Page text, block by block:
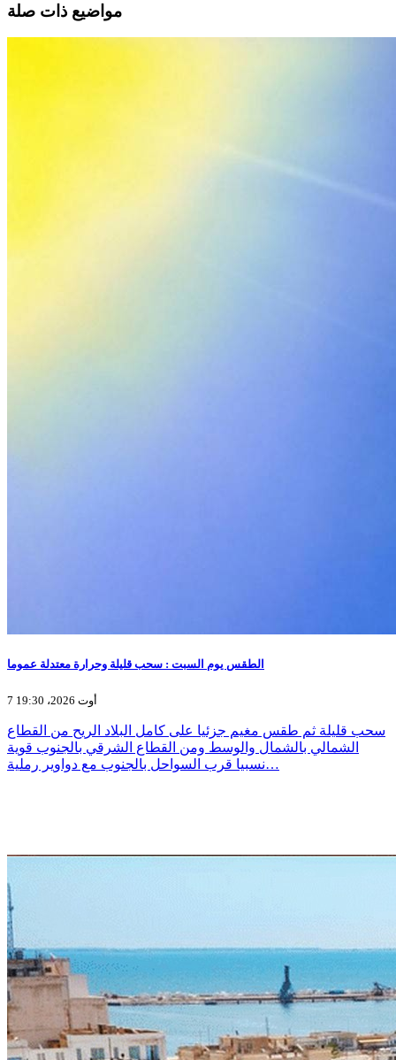
مواضيع ذات صلة
الطقس يوم السبت : سحب قليلة وحرارة معتدلة عموما
7 أوت 2026، 19:30
سحب قليلة ثم طقس مغيم جزئيا على كامل البلاد الريح من القطاع
الشمالي بالشمال والوسط ومن القطاع الشرقي بالجنوب قوية
نسبيا قرب السواحل بالجنوب مع دواوير رملية…